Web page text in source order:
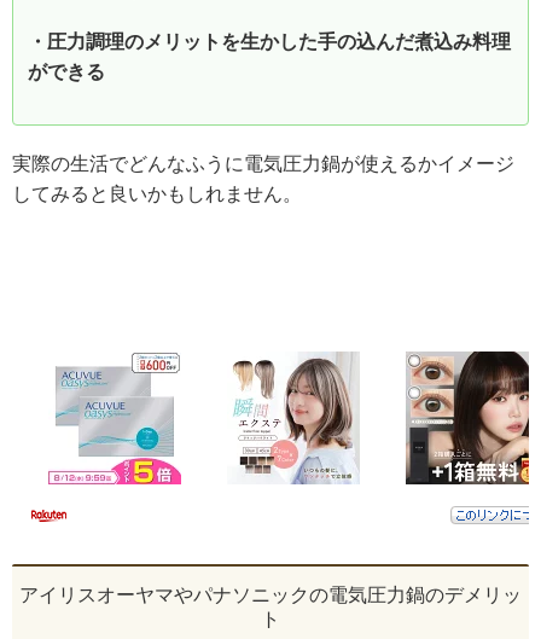
・圧力調理のメリットを生かした手の込んだ煮込み料理
ができる
実際の生活でどんなふうに電気圧力鍋が使えるかイメージ
してみると良いかもしれません。
アイリスオーヤマやパナソニックの電気圧力鍋のデメリッ
ト